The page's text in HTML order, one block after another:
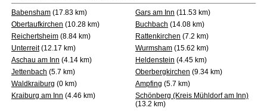
Babensham (17.83 km) Gars am Inn (11.53 km)
Obertaufkirchen (10.28 km) Buchbach (14.08 km)
Reichertsheim (8.84 km) Rattenkirchen (7.2 km)
Unterreit(12.17 km) Wurmsham (15.62 km)
Aschau am Inn (4.14 km) Heldenstein (4.45 km)
Jettenbach (5.7 km) Oberbergkirchen (9.34 km)
Waldkraiburg (0 km) Ampfing (5.7 km)
Kraiburg am Inn (4.46 km)
Schönberg (Kreis Mühldorf am Inn)
(13.2 km)